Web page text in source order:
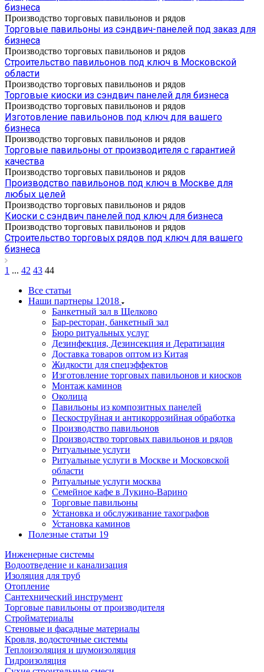
бизнеса
Производство торговых павильонов и рядов
Торговые павильоны из сэндвич-панелей под заказ для
бизнеса
Производство торговых павильонов и рядов
Строительство павильонов под ключ в Московской
области
Производство торговых павильонов и рядов
Торговые киоски из сэндвич панелей для бизнеса
Производство торговых павильонов и рядов
Изготовление павильонов под ключ для вашего
бизнеса
Производство торговых павильонов и рядов
Торговые павильоны от производителя с гарантией
качества
Производство торговых павильонов и рядов
Производство павильонов под ключ в Москве для
любых целей
Производство торговых павильонов и рядов
Киоски с сэндвич панелей под ключ для бизнеса
Производство торговых павильонов и рядов
Строительство торговых рядов под ключ для вашего
бизнеса
1 ... 42 43 44
Все статьи
Наши партнеры 12018
Банкетный зал в Щелково
Бар-ресторан, банкетный зал
Бюро ритуальных услуг
Дезинфекция, Дезинсекция и Дератизация
Доставка товаров оптом из Китая
Жидкости для спецэффектов
Изготовление торговых павильонов и киосков
Монтаж каминов
Околица
Павильоны из композитных панелей
Пескоструйная и антикоррозийная обработка
Производство павильонов
Производство торговых павильонов и рядов
Ритуальные услуги
Ритуальные услуги в Москве и Московской
области
Ритуальные услуги москва
Семейное кафе в Лукино-Варино
Торговые павильоны
Установка и обслуживание тахографов
Установка каминов
Полезные статьи 19
Инженерные системы
Водоотведение и канализация
Изоляция для труб
Отопление
Сантехнический инструмент
Торговые павильоны от производителя
Стройматериалы
Стеновые и фасадные материалы
Кровля, водосточные системы
Теплоизоляция и шумоизоляция
Гидроизоляция